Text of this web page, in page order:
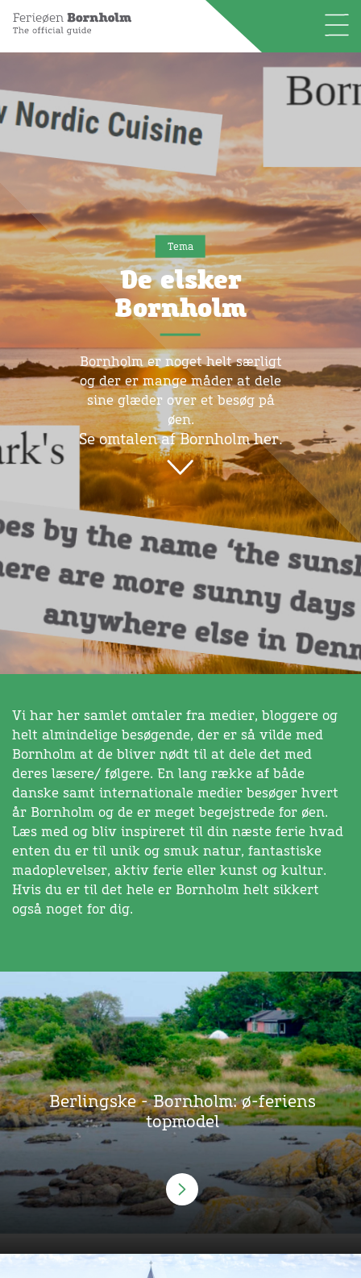
Tema
De elsker
Bornholm
Bornholm er noget helt særligt
og der er mange måder at dele
sine glæder over et besøg på
øen.
Se omtalen af Bornholm her.
Vi har her samlet omtaler fra medier, bloggere og
helt almindelige besøgende, der er så vilde med
Bornholm at de bliver nødt til at dele det med
deres læsere/ følgere. En lang række af både
danske samt internationale medier besøger hvert
år Bornholm og de er meget begejstrede for øen.
Læs med og bliv inspireret til din næste ferie hvad
enten du er til unik og smuk natur, fantastiske
madoplevelser, aktiv ferie eller kunst og kultur.
Hvis du er til det hele er Bornholm helt sikkert
også noget for dig.
Berlingske - Bornholm: ø-feriens
topmodel